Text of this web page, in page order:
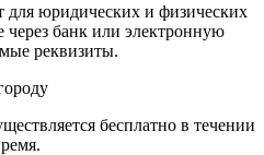
для юридических и физических
через банк или электронную
реквизиты.
бесплатно в течении